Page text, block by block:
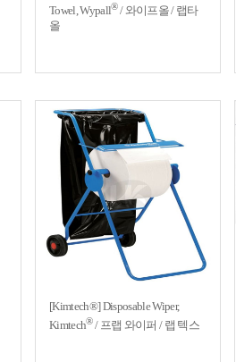
Towel, Wypall®/ 와이프올 / 랩타
올
[Kimtech®] Disposable Wiper,
Kimtech®/ 프랩 와이퍼 / 랩 텍스